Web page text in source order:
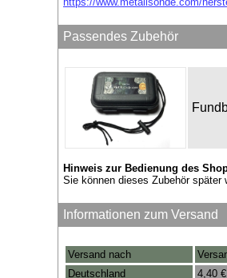
Passendes Zubehör
Hinweis zur Bedienung des
Sie können dieses Zubehör später
Informationen zum Versand
Versand nach
Deutschland
4,40 €